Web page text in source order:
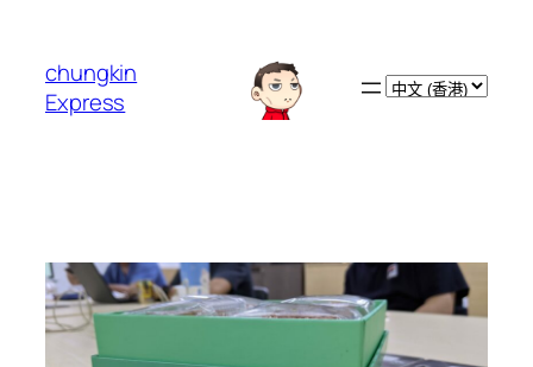
chungkin
Express
Choose